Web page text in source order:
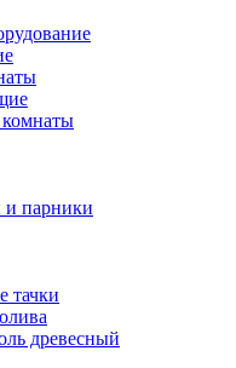
и парники
тачки
древесный